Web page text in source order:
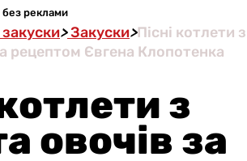
без реклами
>Закуски>Пісні котлети з
рецептом Євгена Клопотенка
з
овочів за